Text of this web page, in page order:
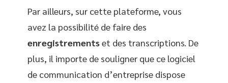
Par ailleurs, sur cette plateforme, vous
avez la possibilité de faire des
enregistrementset des transcriptions. De
plus, il importe de souligner que ce logiciel
de communication d’entreprise dispose